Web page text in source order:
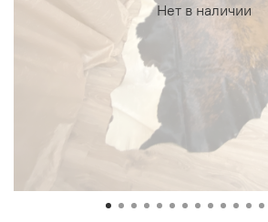
Нет в наличии